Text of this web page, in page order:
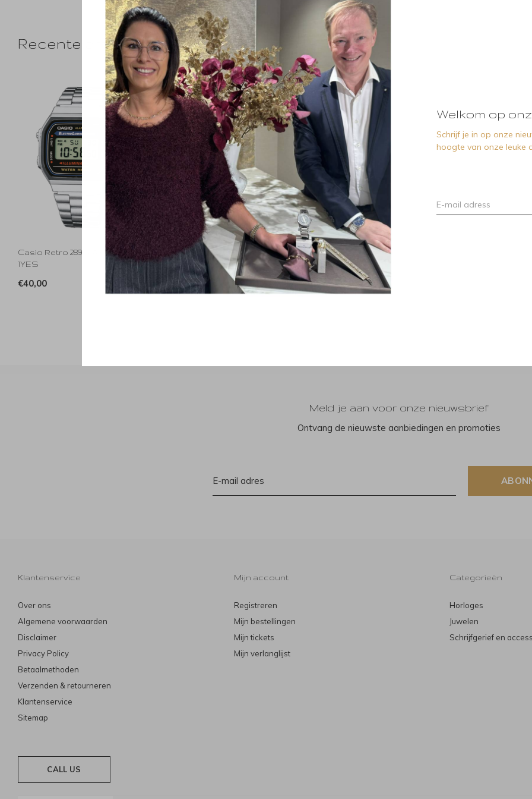
Welkom op
Schrijf je in op onze
hoogte van onze leuke
Recente artikelen
Casio Retro 28964 A168WA-
1YES
€40,00
Meld je aan voor onze nieuwsbrief
Ontvang de nieuwste aanbiedingen en promoties
Klantenservice
Over ons
Algemene voorwaarden
Disclaimer
Privacy Policy
Betaalmethoden
Verzenden & retourneren
Klantenservice
Sitemap
Mijn account
Registreren
Mijn bestellingen
Mijn tickets
Mijn verlanglijst
Categorieën
Horloges
Juwelen
Schrijfgerief en
CALL US